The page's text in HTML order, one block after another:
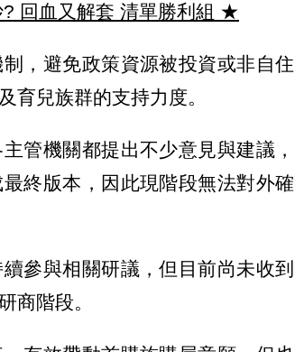
回血又解套 清單勝利組 ★
，避免政策資源被投資或非自住
育兒族群的支持力度。
管機關都提出不少意見與建議，
終版本，因此現階段無法對外確
參與相關研議，但目前尚未收到
商階段。